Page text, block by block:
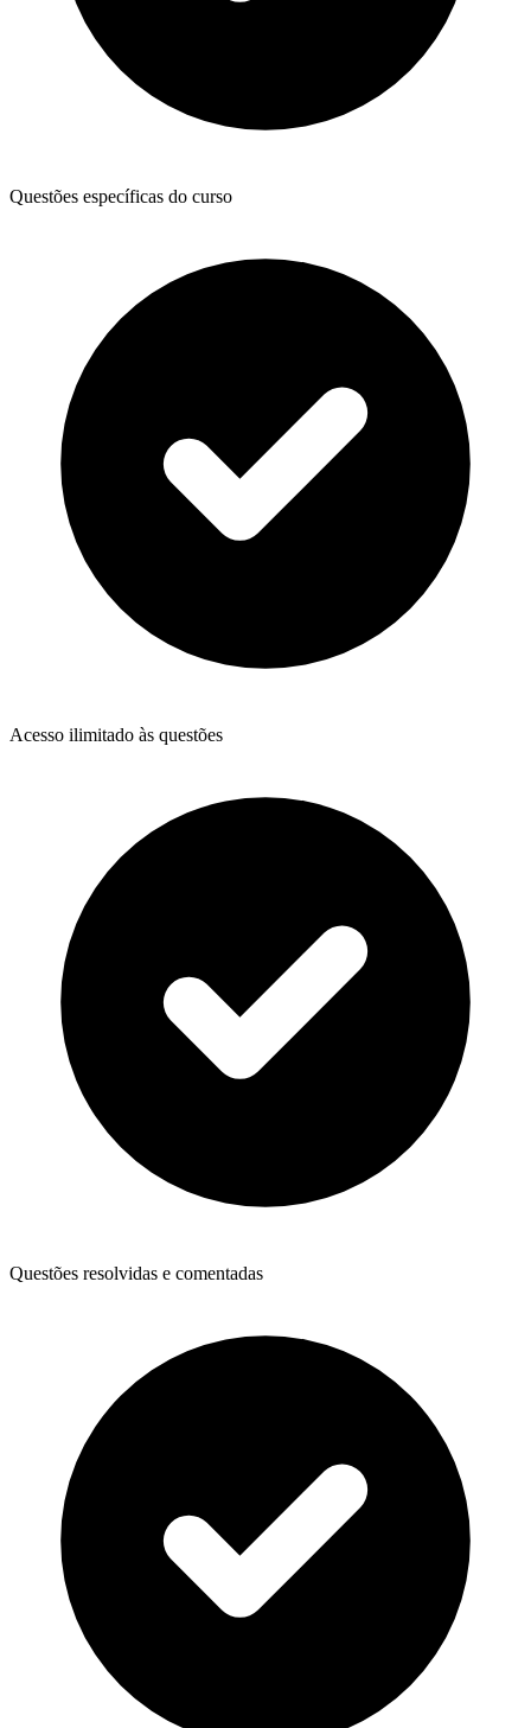
Questões específicas do curso
Acesso ilimitado às questões
Questões resolvidas e comentadas